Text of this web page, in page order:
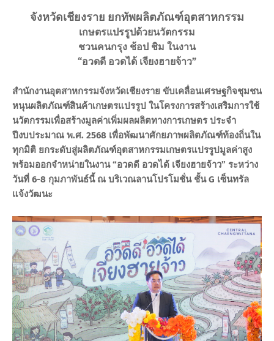
จังหวัดเชียงราย ยกทัพผลิตภัณฑ์อุตสาหกรรม
เกษตรแปรรูปด้วยนวัตกรรม
ชวนคนกรุง ช้อป ชิม ในงาน
“อวดดี อวดได้ เจียงฮายจ้าว”
สำนักงานอุตสาหกรรมจังหวัดเชียงราย ขับเคลื่อนเศรษฐกิจชุมชน
หนุนผลิตภัณฑ์สินค้าเกษตรแปรรูป ในโครงการสร้างเสริมการใช้
นวัตกรรมเพื่อสร้างมูลค่าเพิ่มผลผลิตทางการเกษตร ประจำ
ปีงบประมาณ พ.ศ. 2568 เพื่อพัฒนาศักยภาพผลิตภัณฑ์ท้องถิ่นใน
ทุกมิติ ยกระดับสู่ผลิตภัณฑ์อุตสาหกรรมเกษตรแปรรูปมูลค่าสูง
พร้อมออกจำหน่ายในงาน “อวดดี อวดได้ เจียงฮายจ้าว” ระหว่าง
วันที่ 6-8 กุมภาพันธ์นี้ ณ บริเวณลานโปรโมชั่น ชั้น G เซ็นทรัล
แจ้งวัฒนะ